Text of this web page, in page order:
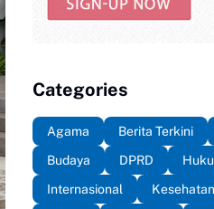
Categories
Agama Berita Terkini
Budaya
DPRD
Internasional
Kesehatan